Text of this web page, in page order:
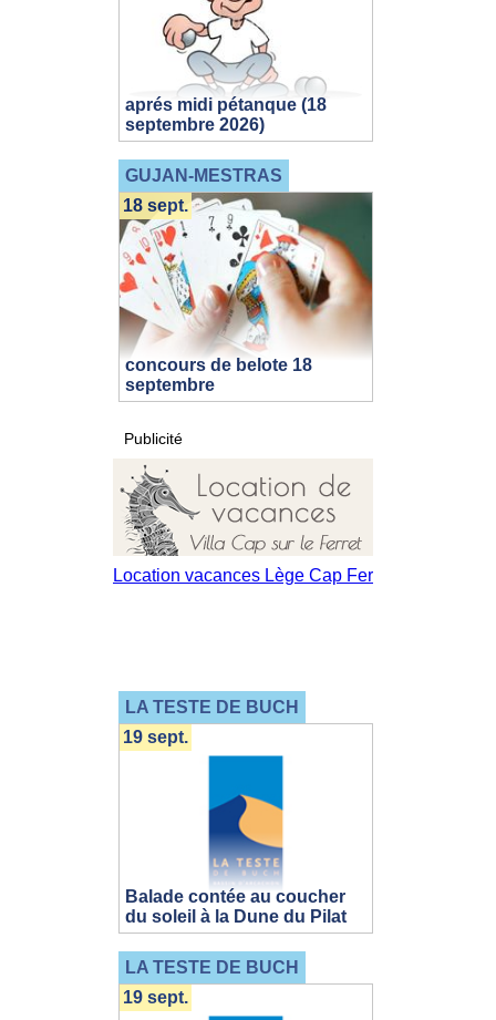
aprés midi pétanque (18
septembre 2026)
GUJAN-MESTRAS
concours de belote 18
septembre
18 sept.
Publicité
LA TESTE DE BUCH
Balade contée au coucher
du soleil à la Dune du Pilat
19 sept.
LA TESTE DE BUCH
19 sept.